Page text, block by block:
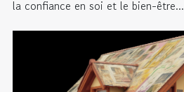
la confiance en soi et le bien-être...